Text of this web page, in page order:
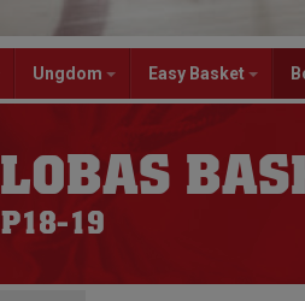
Ungdom Easy Basket
LOBAS
P18-19